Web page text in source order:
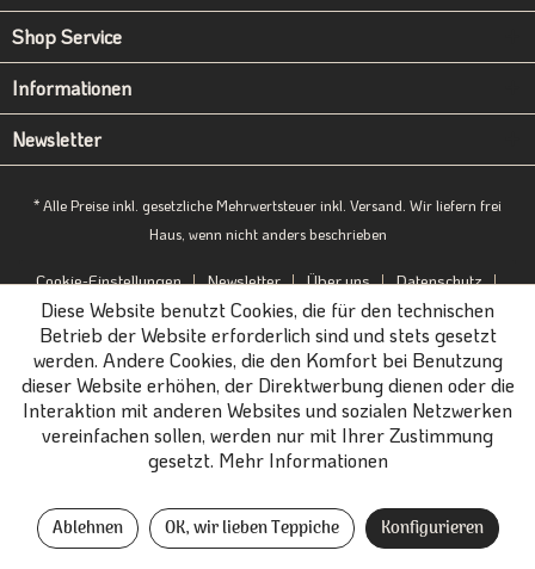
Shop Service
Informationen
Newsletter
* Alle Preise inkl. gesetzliche Mehrwertsteuer inkl. Versand. Wir liefern frei
Haus, wenn nicht anders beschrieben
Cookie-Einstellungen Newsletter Über uns
Datenschutz
Impressum
B2B-Portal
Diese Website benutzt Cookies, die für den technischen
Betrieb der Website erforderlich sind und stets gesetzt
werden. Andere Cookies, die den Komfort bei Benutzung
dieser Website erhöhen, der Direktwerbung dienen oder die
Interaktion mit anderen Websites und sozialen Netzwerken
vereinfachen sollen, werden nur mit Ihrer Zustimmung
gesetzt. Mehr Informationen
Ablehnen OK, wir lieben Teppiche Konfigurieren